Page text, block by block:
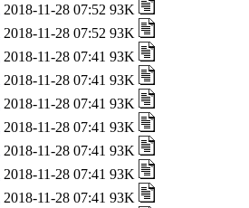
2018-11-28 07:52 93K
2018-11-28 07:52 93K
2018-11-28 07:41 93K
2018-11-28 07:41 93K
2018-11-28 07:41 93K
2018-11-28 07:41 93K
2018-11-28 07:41 93K
2018-11-28 07:41 93K
2018-11-28 07:41 93K